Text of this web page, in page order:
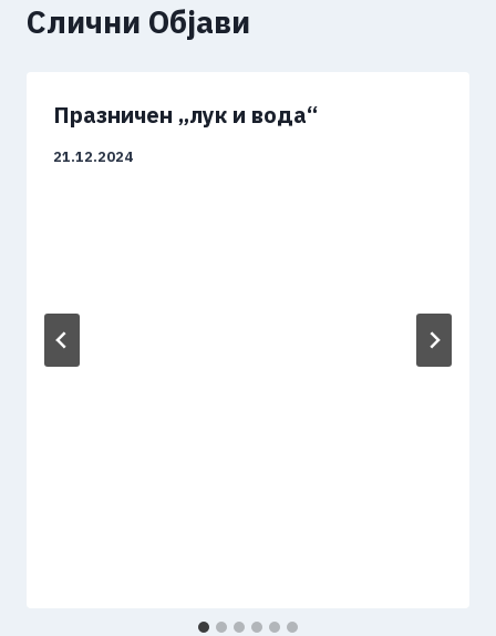
Слични Објави
Празничен „лук и вода“
21.12.2024